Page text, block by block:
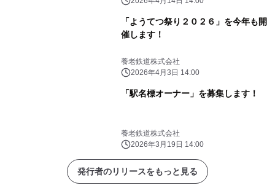
「ようてつ祭り２０２６」を今年も開
催します！
養老鉄道株式会社
2026年4月3日 14:00
「駅名標オーナー」を募集します！
養老鉄道株式会社
2026年3月19日 14:00
発行者のリリースをもっと見る